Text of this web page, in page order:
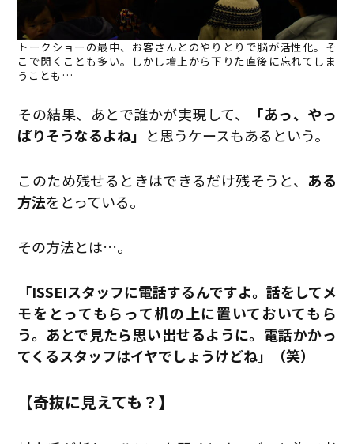
トークショーの最中、お客さんとのやりとりで脳が活性化。そ
こで閃くことも多い。しかし壇上から下りた直後に忘れてしま
うことも…
その結果、あとで誰かが実現して、
「あっ、やっ
ぱりそうなるよね」 と思うケースもあるという。
このため残せるときはできるだけ残そうと、 ある
方法をとっている。
その方法とは…。
「ISSEIスタッフに電話するんですよ。話をしてメ
モをとってもらって机の上に置いておいてもら
う。あとで見たら思い出せるように。電話かかっ
てくるスタッフはイヤでしょうけどね」（笑）
【奇抜に見えても？】